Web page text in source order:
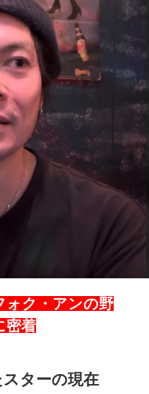
ォク・アンの野
密着
ターの現在